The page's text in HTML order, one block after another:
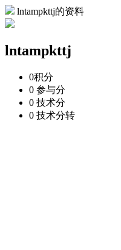
lntampkttj的资料
lntampkttj
0积分
0 参与分
0 技术分
0 技术分转